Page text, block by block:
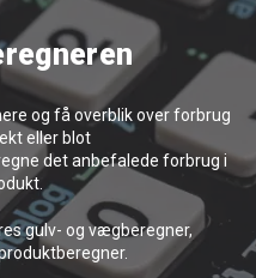
og få overblik over forbrug
eller blot
det anbefalede forbrug i
gulv- og vægberegner,